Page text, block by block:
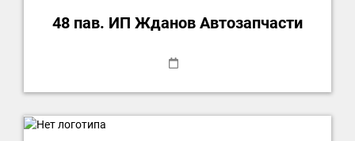
48 пав. ИП Жданов Автозапчасти